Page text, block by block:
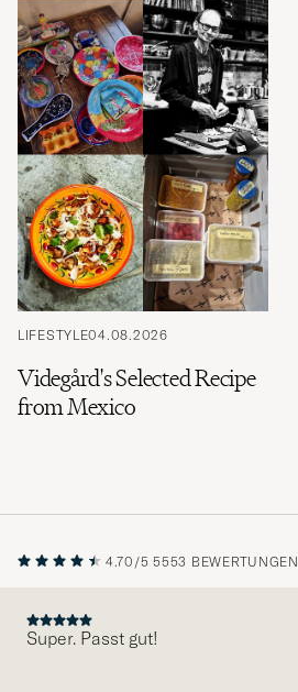
LIFESTYLE04.08.2026
Videgård's Selected Recipe
from Mexico
4.70/5 5553 BEWERTUNGEN
Super. Passt gut!